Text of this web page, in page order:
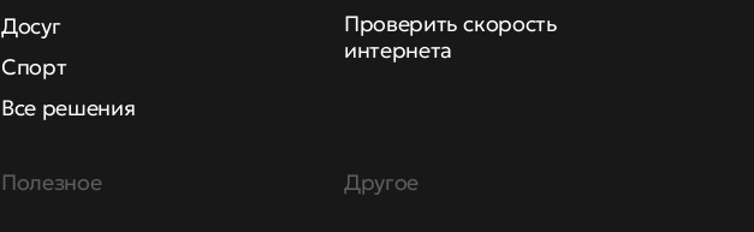
Досуг
Спорт
Все решения
Проверить скорость
интернета
Полезное Другое